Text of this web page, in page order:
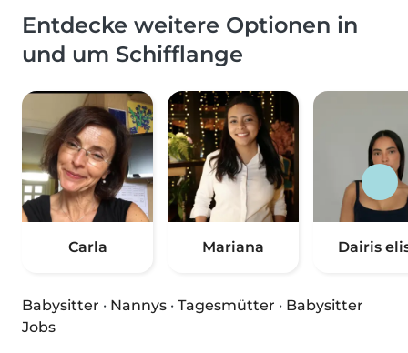
Entdecke weitere Optionen in
und um Schifflange
Carla Mariana Dairis
Babysitter · Nannys · Tagesmütter · Babysitter
Jobs